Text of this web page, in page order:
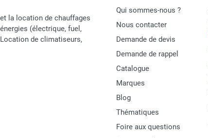
la location de chauffages
(électrique, fuel,
de climatiseurs,
Qui sommes-nous ?
Nous contacter
Demande de devis
Demande de rappel
Catalogue
Marques
Blog
Thématiques
Foire aux questions